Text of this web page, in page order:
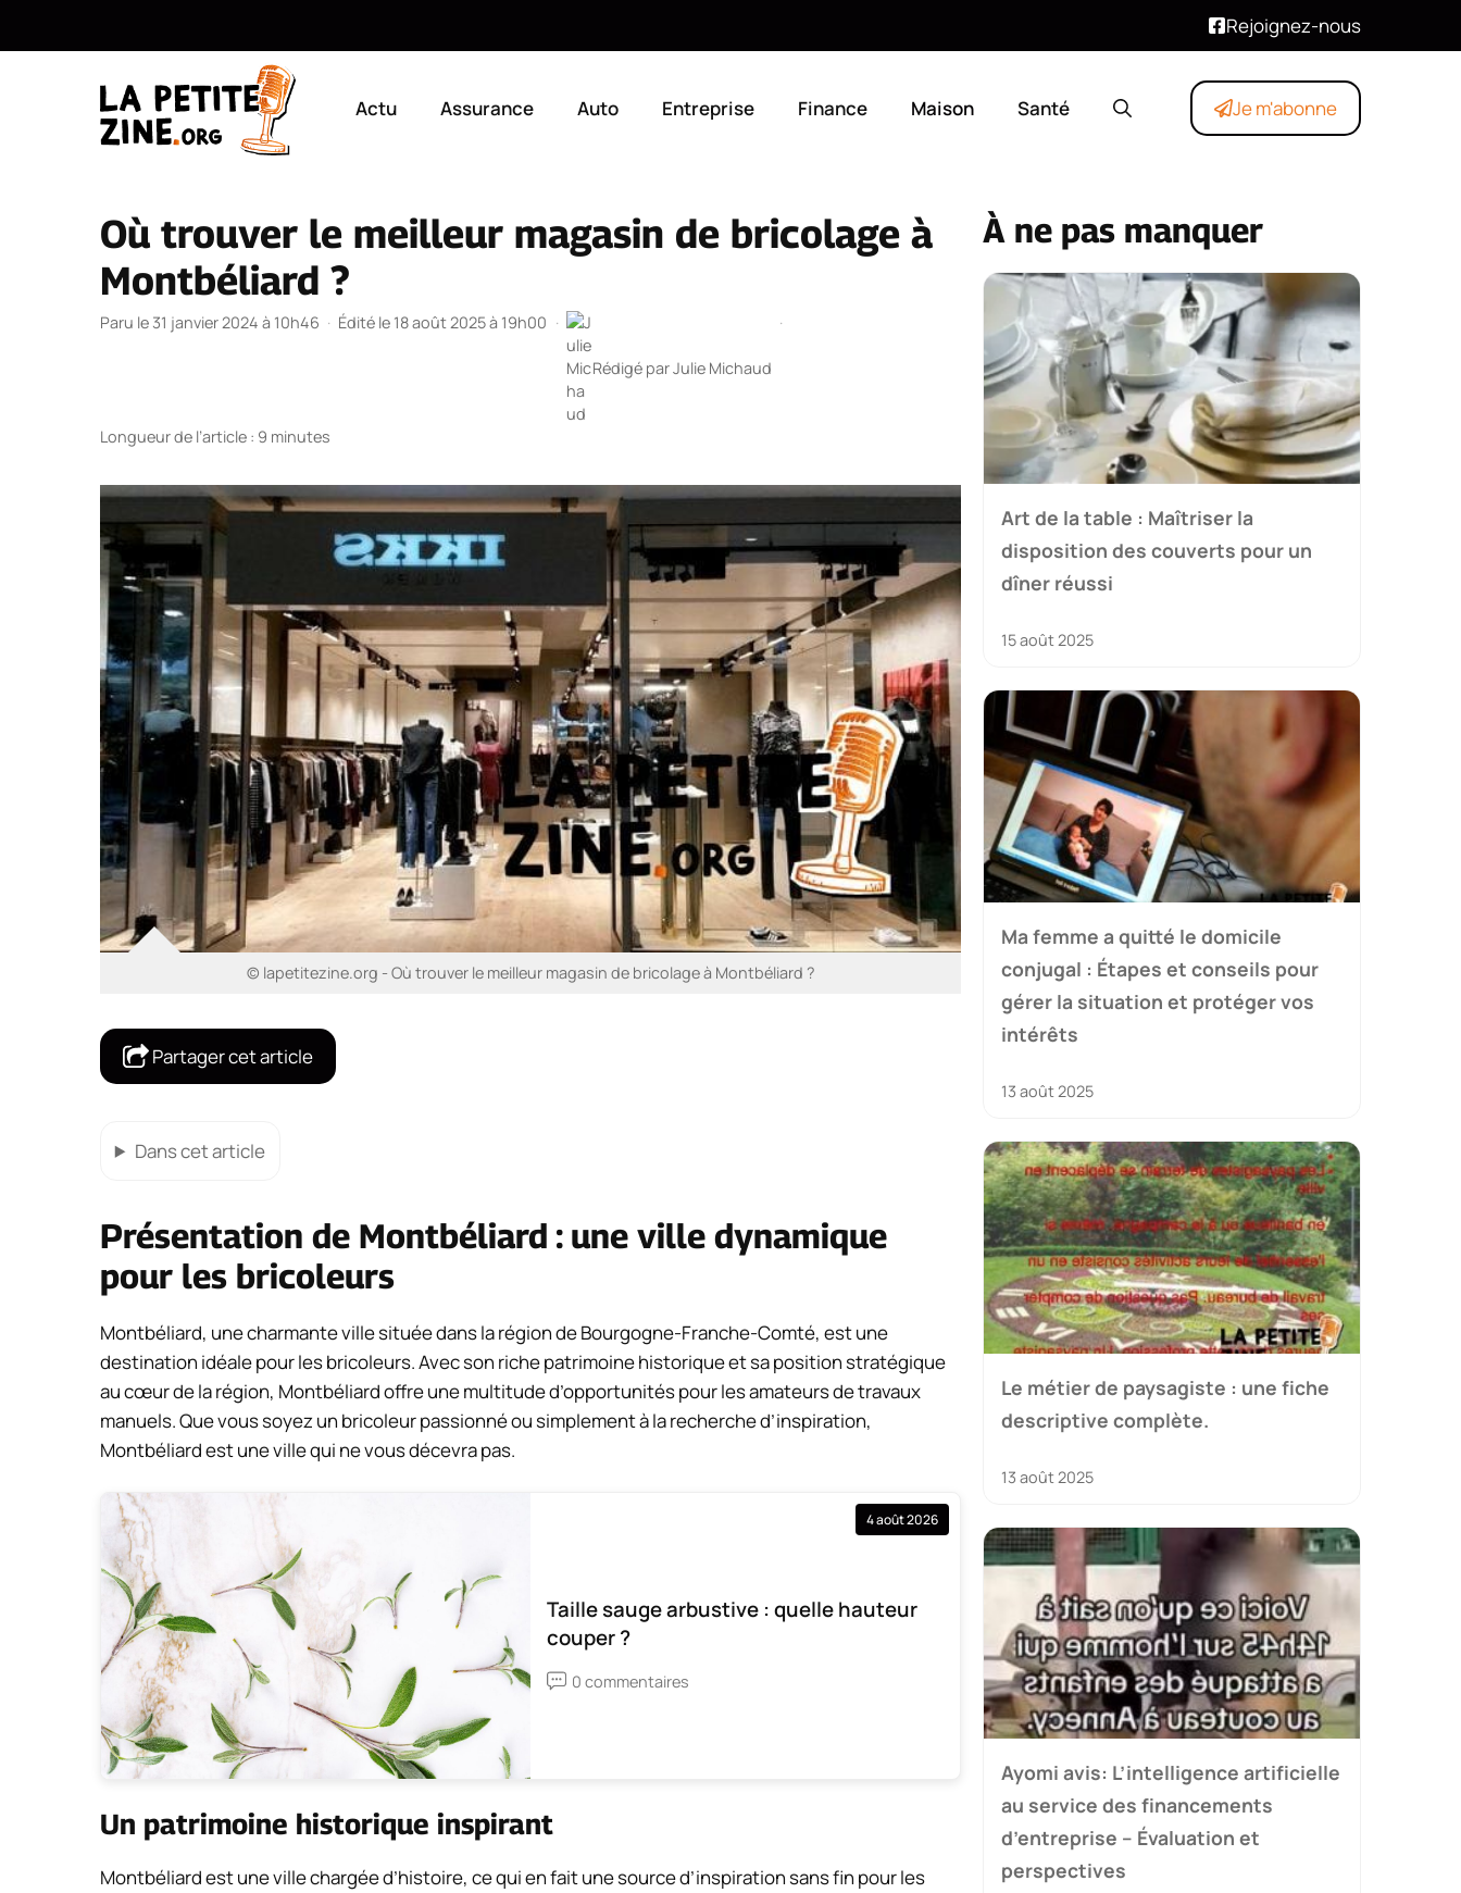
Rejoignez-nous
Actu Assurance Auto Entreprise Finance Maison Santé Je m'abonne
Où trouver le meilleur magasin de bricolage à
Montbéliard ?
Paru le 31 janvier 2024 à 10h46 · Édité le 18 août 2025 à 19h00 ·
Rédigé parJulie Michaud
·
Longueur de l’article : 9 minutes
© lapetitezine.org - Où trouver le meilleur magasin de bricolage à Montbéliard ?
Partager cet article
Dans cet article
Présentation de Montbéliard : une ville dynamique
pour les bricoleurs
Montbéliard, une charmante ville située dans la région de Bourgogne-Franche-Comté, est une
destination idéale pour les bricoleurs. Avec son riche patrimoine historique et sa position stratégique
au cœur de la région, Montbéliard offre une multitude d’opportunités pour les amateurs de travaux
manuels. Que vous soyez un bricoleur passionné ou simplement à la recherche d’inspiration,
Montbéliard est une ville qui ne vous décevra pas.
4 août 2026
Taille sauge arbustive : quelle hauteur
couper ?
0 commentaires
Un patrimoine historique inspirant
Montbéliard est une ville chargée d’histoire, ce qui en fait une source d’inspiration sans fin pour les
À ne pas manquer
Art de la table : Maîtriser la
disposition des couverts pour un
dîner réussi
15 août 2025
Ma femme a quitté le domicile
conjugal : Étapes et conseils pour
gérer la situation et protéger vos
intérêts
13 août 2025
Le métier de paysagiste : une fiche
descriptive complète.
13 août 2025
Ayomi avis: L’intelligence artificielle
au service des financements
d’entreprise – Évaluation et
perspectives